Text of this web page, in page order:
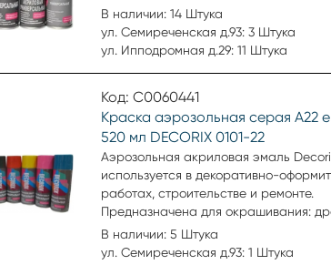
пластика, металла, бетона, кирпича,
стекла, картона, минеральных
Аэрозольная эмаль удобна для
выцветанию покрытие.
В наличии: 14 Штука
ул. Семиреченская д.93: 3 Штука
ул. Ипподромная д.29: 11 Штука
Код: С0060441
Краска аэрозольная серая А22
520 мл DECORIX 0101-22
Аэрозольная акриловая эмаль
используется в декоративно-
работах, строительстве и ремонте.
Предназначена для окрашивания:
пластика, металла, бетона, кирпича,
стекла, картона, минеральных
В наличии: 5 Штука
ул. Семиреченская д.93: 1 Штука